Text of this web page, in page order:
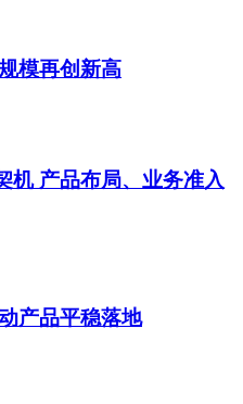
模再创新高
机 产品布局、业务准入
产品平稳落地